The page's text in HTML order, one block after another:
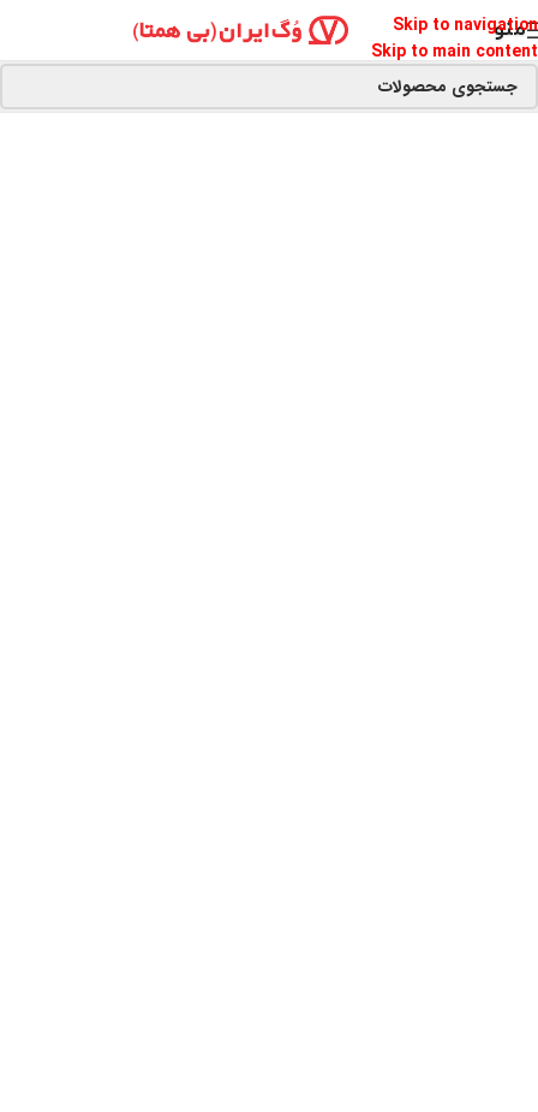
Skip to navigation
Skip to main content
منو